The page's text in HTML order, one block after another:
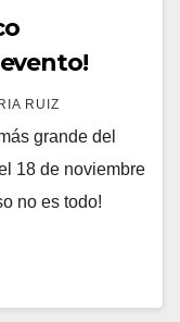
RUIZ
grande del
18 de noviembre
no es todo!